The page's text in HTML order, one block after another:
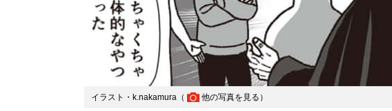
イラスト・k.nakamura（ 他の写真を見る ）